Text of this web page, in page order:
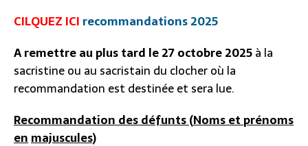
CILQUEZ ICI recommandations 2025
Aremettreau plustard le27 octobre 2025à la
sacristine ou au sacristain du clocher où la
recommandation est destinée et sera lue.
Recommandation des défunts(Nomset prénoms
enmajuscules)